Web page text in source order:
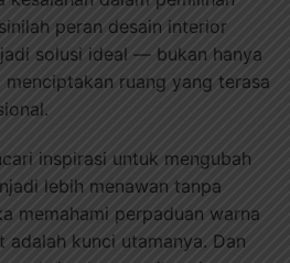
peran desain interior
solusi ideal — bukan hanya
ruang yang terasa
inspirasi untuk mengubah
lebih menawan tanpa
memahami perpaduan warna
kunci utamanya. Dan